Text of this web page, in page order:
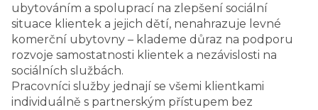
ubytováním a spoluprací na zlepšení sociální
situace klientek a jejich dětí, nenahrazuje levné
komerční ubytovny – klademe důraz na podporu
rozvoje samostatnosti klientek a nezávislosti na
sociálních službách.
Pracovníci služby jednají se všemi klientkami
individuálně s partnerským přístupem bez